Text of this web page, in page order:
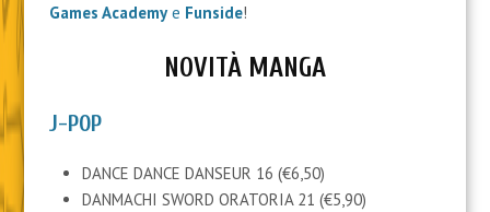
Games Academye Funside!
NOVITÀ MANGA
J-POP
DANCE DANCE DANSEUR 16 (€6,50)
DANMACHI SWORD ORATORIA 21 (€5,90)